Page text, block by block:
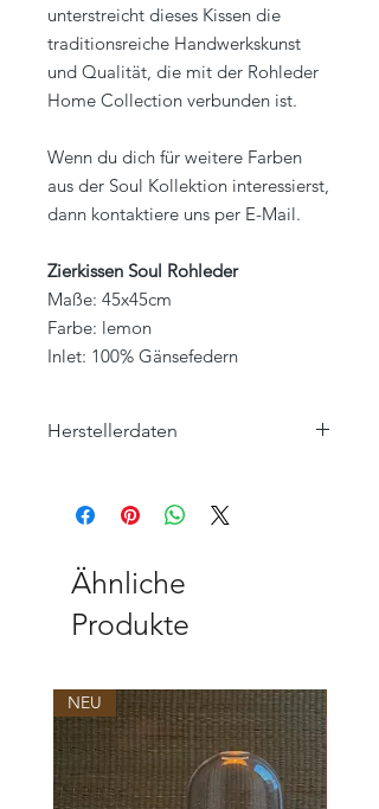
unterstreicht dieses Kissen die
traditionsreiche Handwerkskunst
und Qualität, die mit der Rohleder
Home Collection verbunden ist.
Wenn du dich für weitere Farben
aus der Soul Kollektion interessierst,
dann kontaktiere uns per E-Mail.
Zierkissen Soul Rohleder
Maße: 45x45cm
Farbe: lemon
Inlet: 100% Gänsefedern
Herstellerdaten
95176 Konradsreuth
Ähnliche
Produkte
NEU